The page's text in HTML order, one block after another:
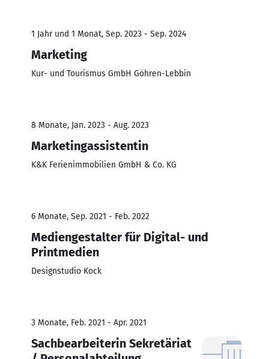
1 Jahr und 1 Monat, Sep. 2023 - Sep. 2024
Marketing
Kur- und Tourismus GmbH Göhren-Lebbin
8 Monate, Jan. 2023 - Aug. 2023
Marketingassistentin
K&K Ferienimmobilien GmbH & Co. KG
6 Monate, Sep. 2021 - Feb. 2022
Mediengestalter für Digital- und
Printmedien
Designstudio Kock
3 Monate, Feb. 2021 - Apr. 2021
Sachbearbeiterin Sekretäriat